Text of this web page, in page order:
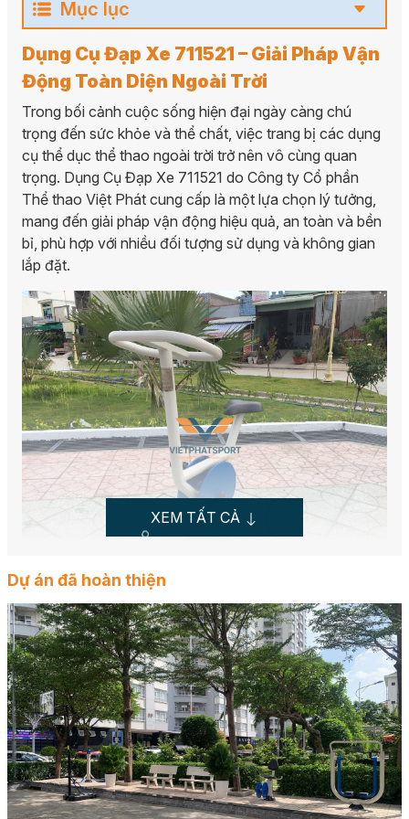
Mục lục
Dụng Cụ Đạp Xe 711521 – Giải Pháp Vận
Động Toàn Diện Ngoài Trời
Trong bối cảnh cuộc sống hiện đại ngày càng chú
trọng đến sức khỏe và thể chất, việc trang bị các dụng
cụ thể dục thể thao ngoài trời trở nên vô cùng quan
trọng. Dụng Cụ Đạp Xe 711521 do Công ty Cổ phần
Thể thao Việt Phát cung cấp là một lựa chọn lý tưởng,
mang đến giải pháp vận động hiệu quả, an toàn và bền
bỉ, phù hợp với nhiều đối tượng sử dụng và không gian
lắp đặt.
Dụng cụ Đạp xe 711521 lắp tại TX Bình Minh, Vĩnh
Long
Dụng cụ này được thiết kế để sử dụng tại các công
viên, khu dân cư, trường học, sân tập luyện quân đội,
góp phần nâng cao sức khỏe cộng đồng và thúc đẩy
lối sống năng động. Sản phẩm không chỉ đáp ứng nhu
cầu rèn luyện thể lực mà còn tuân thủ các tiêu chuẩn
chất lượng khắt khe, đảm bảo an toàn tuyệt đối cho
người sử dụng.
XEM TẤT CẢ
Dự án đã hoàn thiện